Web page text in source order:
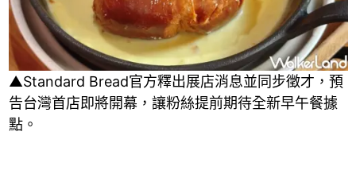
▲Standard Bread官方釋出展店消息並同步徵才，預
告台灣首店即將開幕，讓粉絲提前期待全新早午餐據
點。